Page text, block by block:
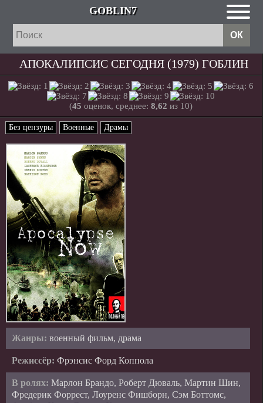
GOBLIN7
АПОКАЛИПСИС СЕГОДНЯ (1979) ГОБЛИН
(45 оценок, среднее: 8,62 из 10)
Без цензуры Военные Драмы
Жанры: военный фильм, драма
Режиссёр: Фрэнсис Форд Коппола
В ролях: Марлон Брандо, Роберт Дюваль, Мартин Шин,
Фредерик Форрест, Лоуренс Фишборн, Сэм Боттомс,